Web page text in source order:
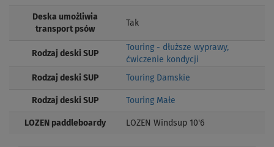
Deska umożliwia
transport psów
Tak
Rodzaj deski SUP
Touring - dłuższe wyprawy,
ćwiczenie kondycji
Rodzaj deski SUP Touring Damskie
Rodzaj deski SUP Touring Małe
LOZEN paddleboardy LOZEN Windsup 10'6